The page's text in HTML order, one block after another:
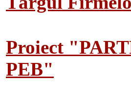
Proiect
PEB"